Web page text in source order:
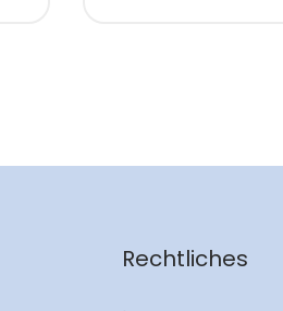
Rechtliches